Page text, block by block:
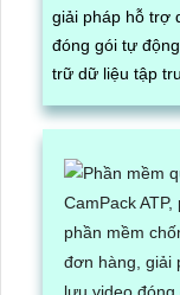
giải pháp hỗ trợ
đóng gói tự
trữ dữ liệu tập